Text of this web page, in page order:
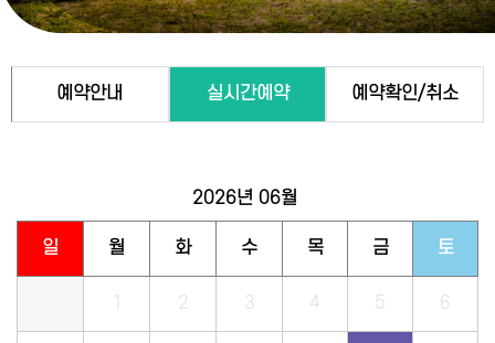
예약안내 실시간예약 예약확인/취소
2026년 06월
일 월 화 수 목 금 토
1 2 3 4 5 6